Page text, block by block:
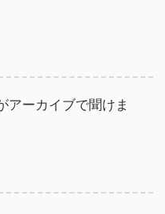
アーカイブで聞けま